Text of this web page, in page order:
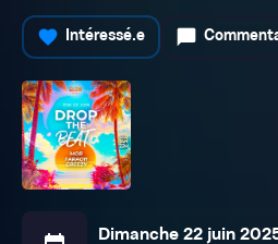
favorite Intéressé.e chat_bubble
Dimanche 22 juin